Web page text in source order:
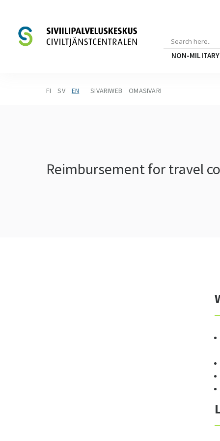
NON-
FI SV EN SIVARIWEB OMASIVARI
Reimbursement for travel